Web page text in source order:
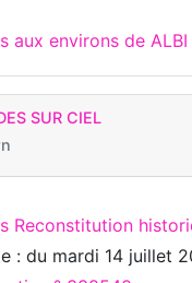
aux environs de ALBI
SUR CIEL
Reconstitution
: du mardi 14 juillet